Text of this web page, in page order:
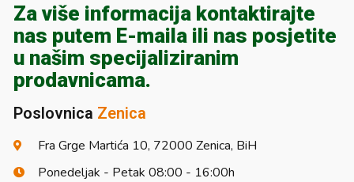
Za više informacija kontaktirajte
nas putem E-maila ili nas posjetite
u našim specijaliziranim
prodavnicama.
Poslovnica Zenica
Fra Grge Martića 10, 72000 Zenica, BiH
Ponedeljak - Petak 08:00 - 16:00h